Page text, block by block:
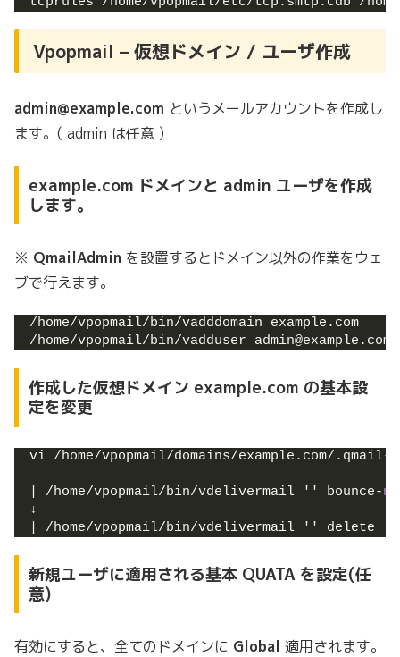
Vpopmail – 仮想ドメイン / ユーザ作成
admin@example.com というメールアカウントを作成し
ます。( admin は任意 )
example.com ドメインと admin ユーザを作成
します。
※ QmailAdmin を設置するとドメイン以外の作業をウェ
ブで行えます。
/home/vpopmail/bin/vadddomain example.com
/home/vpopmail/bin/vadduser admin@example.com
作成した仮想ドメイン example.com の基本設
定を変更
vi /home/vpopmail/domains/example.com/.qmail-
| /home/vpopmail/bin/vdelivermail '' bounce-no
↓
| /home/vpopmail/bin/vdelivermail '' delete
新規ユーザに適用される基本 QUATA を設定(任
意)
有効にすると、全てのドメインに Global 適用されます。